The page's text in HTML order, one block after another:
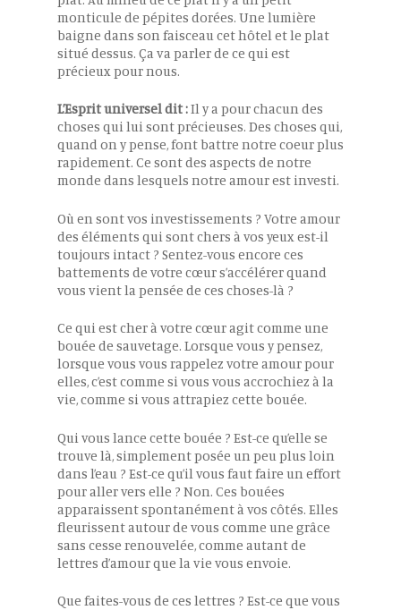
monticule de pépites dorées. Une lumière
baigne dans son faisceau cet hôtel et le plat
situé dessus. Ça va parler de ce qui est
précieux pour nous.
L’Esprit universel dit :Il y a pour chacun des
choses qui lui sont précieuses. Des choses qui,
quand on y pense, font battre notre coeur plus
rapidement. Ce sont des aspects de notre
monde dans lesquels notre amour est investi.
Où en sont vos investissements ? Votre amour
des éléments qui sont chers à vos yeux est-il
toujours intact ? Sentez-vous encore ces
battements de votre cœur s’accélérer quand
vous vient la pensée de ces choses-là ?
Ce qui est cher à votre cœur agit comme une
bouée de sauvetage. Lorsque vous y pensez,
lorsque vous vous rappelez votre amour pour
elles, c’est comme si vous vous accrochiez à la
vie, comme si vous attrapiez cette bouée.
Qui vous lance cette bouée ? Est-ce qu’elle se
trouve là, simplement posée un peu plus loin
dans l’eau ? Est-ce qu’il vous faut faire un effort
pour aller vers elle ? Non. Ces bouées
apparaissent spontanément à vos côtés. Elles
fleurissent autour de vous comme une grâce
sans cesse renouvelée, comme autant de
lettres d’amour que la vie vous envoie.
Que faites-vous de ces lettres ? Est-ce que vous